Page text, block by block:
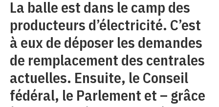
La balle est dans le camp des
producteurs d’électricité. C’est
à eux de déposer les demandes
de remplacement des centrales
actuelles. Ensuite, le Conseil
fédéral, le Parlement et – grâce